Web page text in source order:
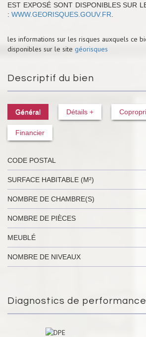
EST EXPOSÉ SONT DISPONIBLES SUR
: WWW.GEORISQUES.GOUV.FR
les informations sur les risques auxquels ce
disponibles sur le site géorisques
Descriptif du bien
Général Détails +
Financier
CODE POSTAL
SURFACE HABITABLE (M²)
NOMBRE DE CHAMBRE(S)
NOMBRE DE PIÈCES
MEUBLÉ
NOMBRE DE NIVEAUX
Diagnostics de